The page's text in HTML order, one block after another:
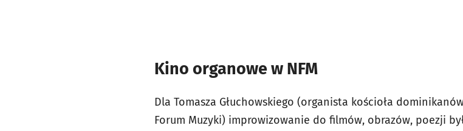
Kino organowe w NFM
Dla Tomasza Głuchowskiego (organista kościoła
Forum Muzyki) improwizowanie do filmów, obrazów, poezji